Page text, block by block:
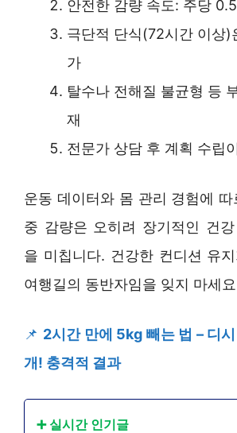
안전한 감량 속도: 주당
극단적 단식(72시간 이상)
가
탈수나 전해질 불균형 등
재
전문가 상담 후 계획 수립
운동 데이터와 몸 관리 경험에
중 감량은 오히려 장기적인 건
을 미칩니다. 건강한 컨디션 유
여행길의 동반자임을 잊지 마세
📌 2시간 만에 5kg 빼는 법 – 디
개! 충격적 결과
➕ 실시간 인기글